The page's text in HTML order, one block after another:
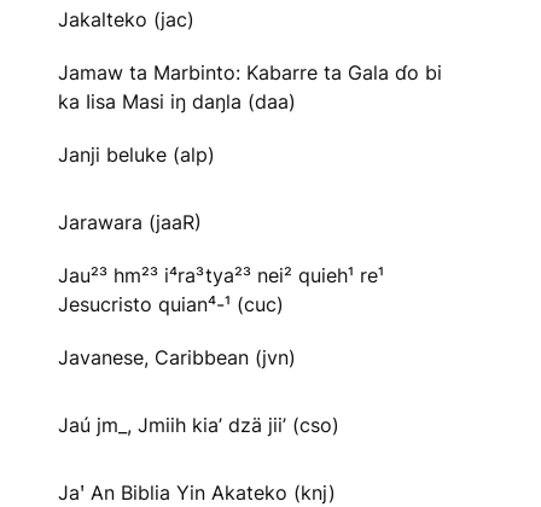
Jakalteko (jac)
Jamaw ta Marbinto: Kabarre ta Gala ɗo bi
ka Iisa Masi iŋ daŋla (daa)
Janji beluke (alp)
Jarawara (jaaR)
Jau²³ hm²³ i⁴ra³tya²³ nei² quieh¹ re¹
Jesucristo quian⁴-¹ (cuc)
Javanese, Caribbean (jvn)
Jaú jm_, Jmiih kia’ dzä jii’ (cso)
Jaꞌ An Biblia Yin Akateko (knj)